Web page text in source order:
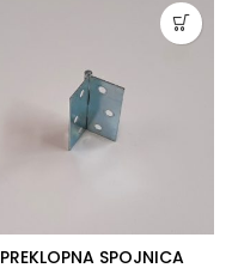
PREKLOPNA SPOJNICA